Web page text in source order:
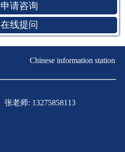
申请咨询
在线提问
Chinese information station
张老师: 13275858113